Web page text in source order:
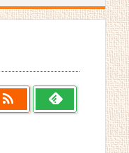
